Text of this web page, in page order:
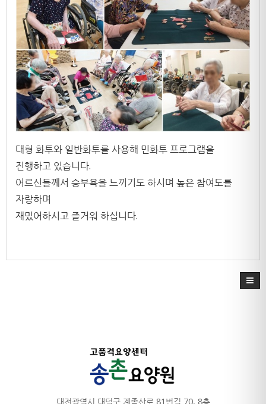
대형 화투와 일반화투를 사용해 민화투 프로그램을
진행하고 있습니다.
어르신들께서 승부욕을 느끼기도 하시며 높은 참여도를
자랑하며
재밌어하시고 즐거워 하십니다.
대전광역시 대덕구 계족산로 81번길 70, 8층